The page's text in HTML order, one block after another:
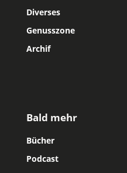
Diverses
Genusszone
Archif
Bald mehr
Bücher
Podcast